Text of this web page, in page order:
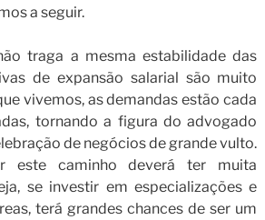
a seguir.
traga a mesma estabilidade das
de expansão salarial são muito
vivemos, as demandas estão cada
tornando a figura do advogado
de negócios de grande vulto.
este caminho deverá ter muita
se investir em especializações e
terá grandes chances de ser um